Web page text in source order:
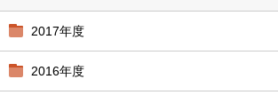
2017年度
2016年度